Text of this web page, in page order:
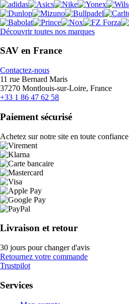
Découvrir toutes nos marques
SAV en France
Contactez-nous
11 rue Bernard Maris
37270 Montlouis-sur-Loire, France
+33 1 86 47 62 58
Paiement sécurisé
Achetez sur notre site en toute confiance
Livraison et retour
30 jours pour changer d'avis
Retournez votre commande
Trustpilot
Services